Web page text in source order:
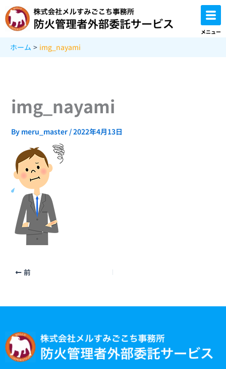
容
を
メニュー
ホーム img_nayami
img_nayami
By meru_master /2022年4月13日
前